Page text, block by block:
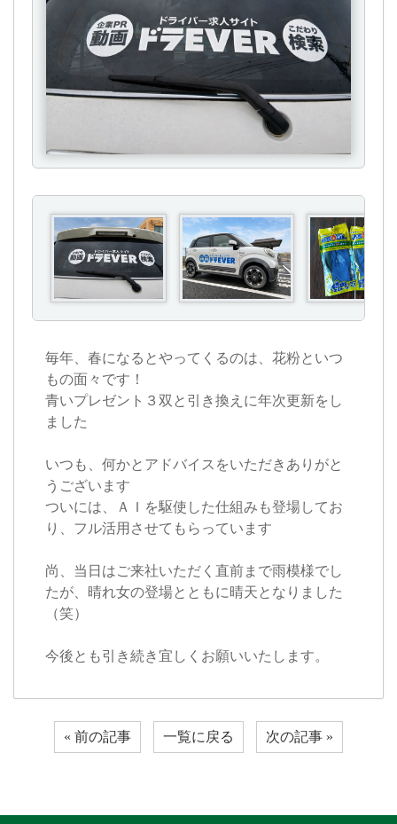
毎年、春になるとやってくるのは、花粉といつ
もの面々です！
青いプレゼント３双と引き換えに年次更新をし
ました
いつも、何かとアドバイスをいただきありがと
うございます
ついには、ＡＩを駆使した仕組みも登場してお
り、フル活用させてもらっています
尚、当日はご来社いただく直前まで雨模様でし
たが、晴れ女の登場とともに晴天となりました
（笑）
今後とも引き続き宜しくお願いいたします。
« 前の記事 一覧に戻る 次の記事 »